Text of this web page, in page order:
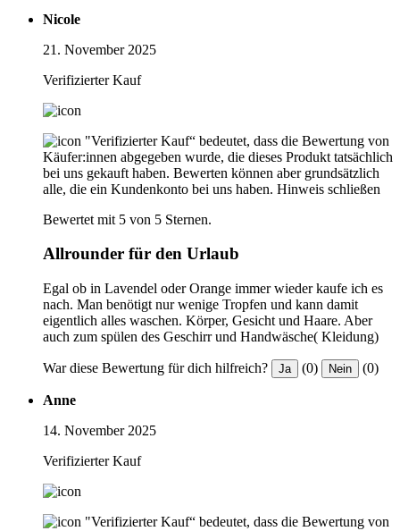
Nicole
21. November 2025
Verifizierter Kauf
"Verifizierter Kauf“ bedeutet, dass die Bewertung von
Käufer:innen abgegeben wurde, die dieses Produkt tatsächlich
bei uns gekauft haben. Bewerten können aber grundsätzlich
alle, die ein Kundenkonto bei uns haben. Hinweis schließen
Bewertet mit 5 von 5 Sternen.
Allrounder für den Urlaub
Egal ob in Lavendel oder Orange immer wieder kaufe ich es
nach. Man benötigt nur wenige Tropfen und kann damit
eigentlich alles waschen. Körper, Gesicht und Haare. Aber
auch zum spülen des Geschirr und Handwäsche( Kleidung)
War diese Bewertung für dich hilfreich? Ja (0) Nein (0)
Anne
14. November 2025
Verifizierter Kauf
"Verifizierter Kauf“ bedeutet, dass die Bewertung von